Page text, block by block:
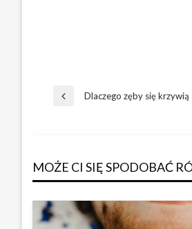
Nawigacja
Poprzedni
Dlaczego zęby się krzywią
MOŻE CI SIĘ SPODOBAĆ